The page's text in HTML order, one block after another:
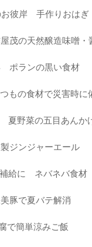
彼岸 手作りおはぎ
茂の天然醸造味噌・
ポランの黒い食材
もの食材で災害時に
夏野菜の五目あんか
ジンジャーエール
給に ネバネバ食材
豚で夏バテ解消
で簡単涼みご飯